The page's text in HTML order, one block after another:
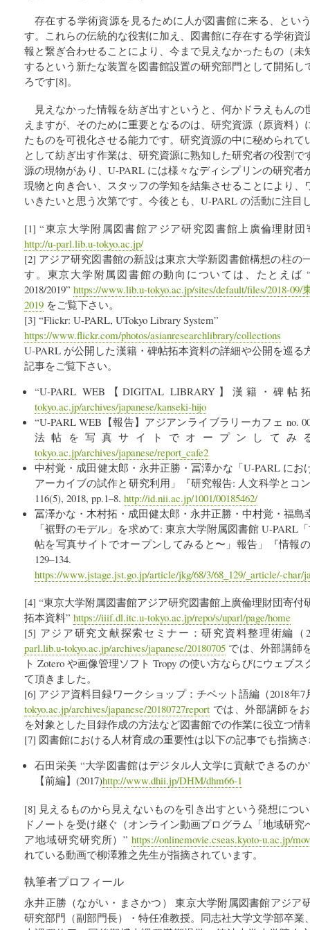
存在する学術資源を見るために人が図書館に来る、とい
す。これらの伝統的な役割に加え、図書館に存在する学術資
報と繋ぎ合わせることにより、今まで見えなかったもの（未
するという新たな装置を図書館設置の研究部門として開拓し
ろです[8]。
見えなかった情報を紡ぎ出すというと、何かドラえもん
えますが、そのために重要となるのは、研究資源（原資料
たものを可視化させる能力です。研究資源の中に秘められ
として紡ぎ出す作業は、研究資源に熟知した研究者の役割
源の現物があり、U-PARL には様々なディシプリンの研究者
現物と向き合い、スタッフの学知を結集させることにより、
いきたいと思う次第です。今後とも、U-PARL の活動に注目
[1] “東京大学附属図書館アジア研究図書館上廣倫理財団
http://u-parl.lib.u-tokyo.ac.jp/
[2] アジア研究図書館の新設は東京大学新図書館構想の柱の
す。東京大学附属図書館の動向については、たとえば
2018/2019” https://www.lib.u-tokyo.ac.jp/sites/default/files/2018-
2019 をご覧下さい。
[3] “Flickr: U-PARL, UTokyo Library System”
https://www.flickr.com/photos/asianresearchlibrary/collections
U-PARL が公開した漢籍・碑帖拓本資料の詳細や公開を巡る
記事をご覧下さい。
“U-PARL WEB【DIGITAL LIBRARY】漢籍・碑
tokyo.ac.jp/archives/japanese/kanseki-hijo
“U-PARL WEB【報告】アジアンライブラリーカフェ no.
法帖を写真サイトでオープンして
tokyo.ac.jp/archives/japanese/report_cafe2
中村覚・成田健太郎・永井正勝・冨澤かな「U-PARL にお
アーカイブの試作と研究利用」『研究報告: 人文科学とコ
116(5), 2018, pp.1–8. http://id.nii.ac.jp/1001/00185462/
冨澤かな・木村拓・成田健太郎・永井正勝・中村覚・福島
「裾野のモデル」を求めて: 東京大学附属図書館 U-PARL
帖を写真サイトでオープンしてみると〜」報告」『情報の
129–134.
https://www.jstage.jst.go.jp/article/jkg/68/3/68_129/_article/-char/
[4] “東京大学附属図書館アジア研究図書館上廣倫理財団寄付
拓本資料” https://iiif.dl.itc.u-tokyo.ac.jp/repo/s/uparl/page/home
[5] アジア研究文献探索セミナー：研究資料整理術編（
parl.lib.u-tokyo.ac.jp/archives/japanese/20180705 では、外部講師
ト Zotero や画像管理ソフト Tropy の使い方ならびにウェブ
て頂きました。
[6] アジア資料目録ワークショップ：チベット語編（2018年7
tokyo.ac.jp/archives/japanese/20180727report では、外部講師を
を対象とした目録作成の方法など図書館での作業に役立つ
[7] 図書館における人材育成の重要性は以下の記事でも指摘
石田栄美 “大学図書館はデジタル人文学に貢献できるの
【前編】(2017)http://www.dhii.jp/DHM/dhm66-1
[8] 見えるものから見えないものを引き出すという発想につ
ドノートを受け継ぐ（オンライン動画プログラム「地域研
ア地域研究研究所）”https://onlinemovie.cseas.kyoto-u.ac.jp/
れている動画で柳澤雅之先生が指摘されています。
執筆者プロフィール
永井正勝（ながい・まさかつ） 東京大学附属図書館アジア
研究部門（副部門長）・特任准教授。同志社大学文学部卒業